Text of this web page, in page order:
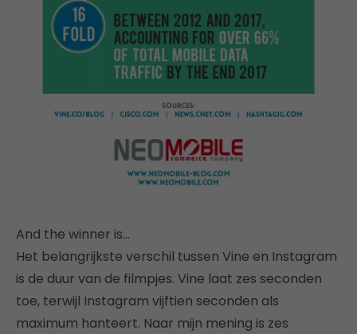
And the winner is…
Het belangrijkste verschil tussen Vine en Instagram
is de duur van de filmpjes. Vine laat zes seconden
toe, terwijl Instagram vijftien seconden als
maximum hanteert. Naar mijn mening is zes